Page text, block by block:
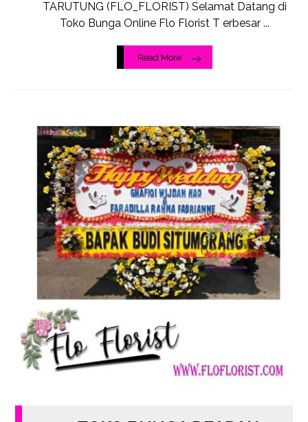
TARUTUNG (FLO_FLORIST) Selamat Datang di
Toko Bunga Online Flo Florist T erbesar ...
Read More